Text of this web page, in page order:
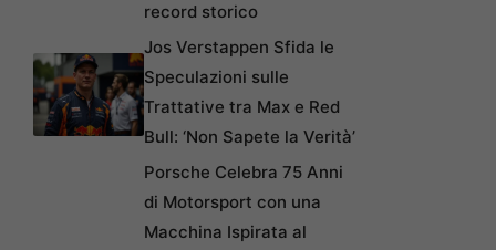
record storico
Jos Verstappen Sfida le
Speculazioni sulle
Trattative tra Max e Red
Bull: ‘Non Sapete la Verità’
Porsche Celebra 75 Anni
di Motorsport con una
Macchina Ispirata al